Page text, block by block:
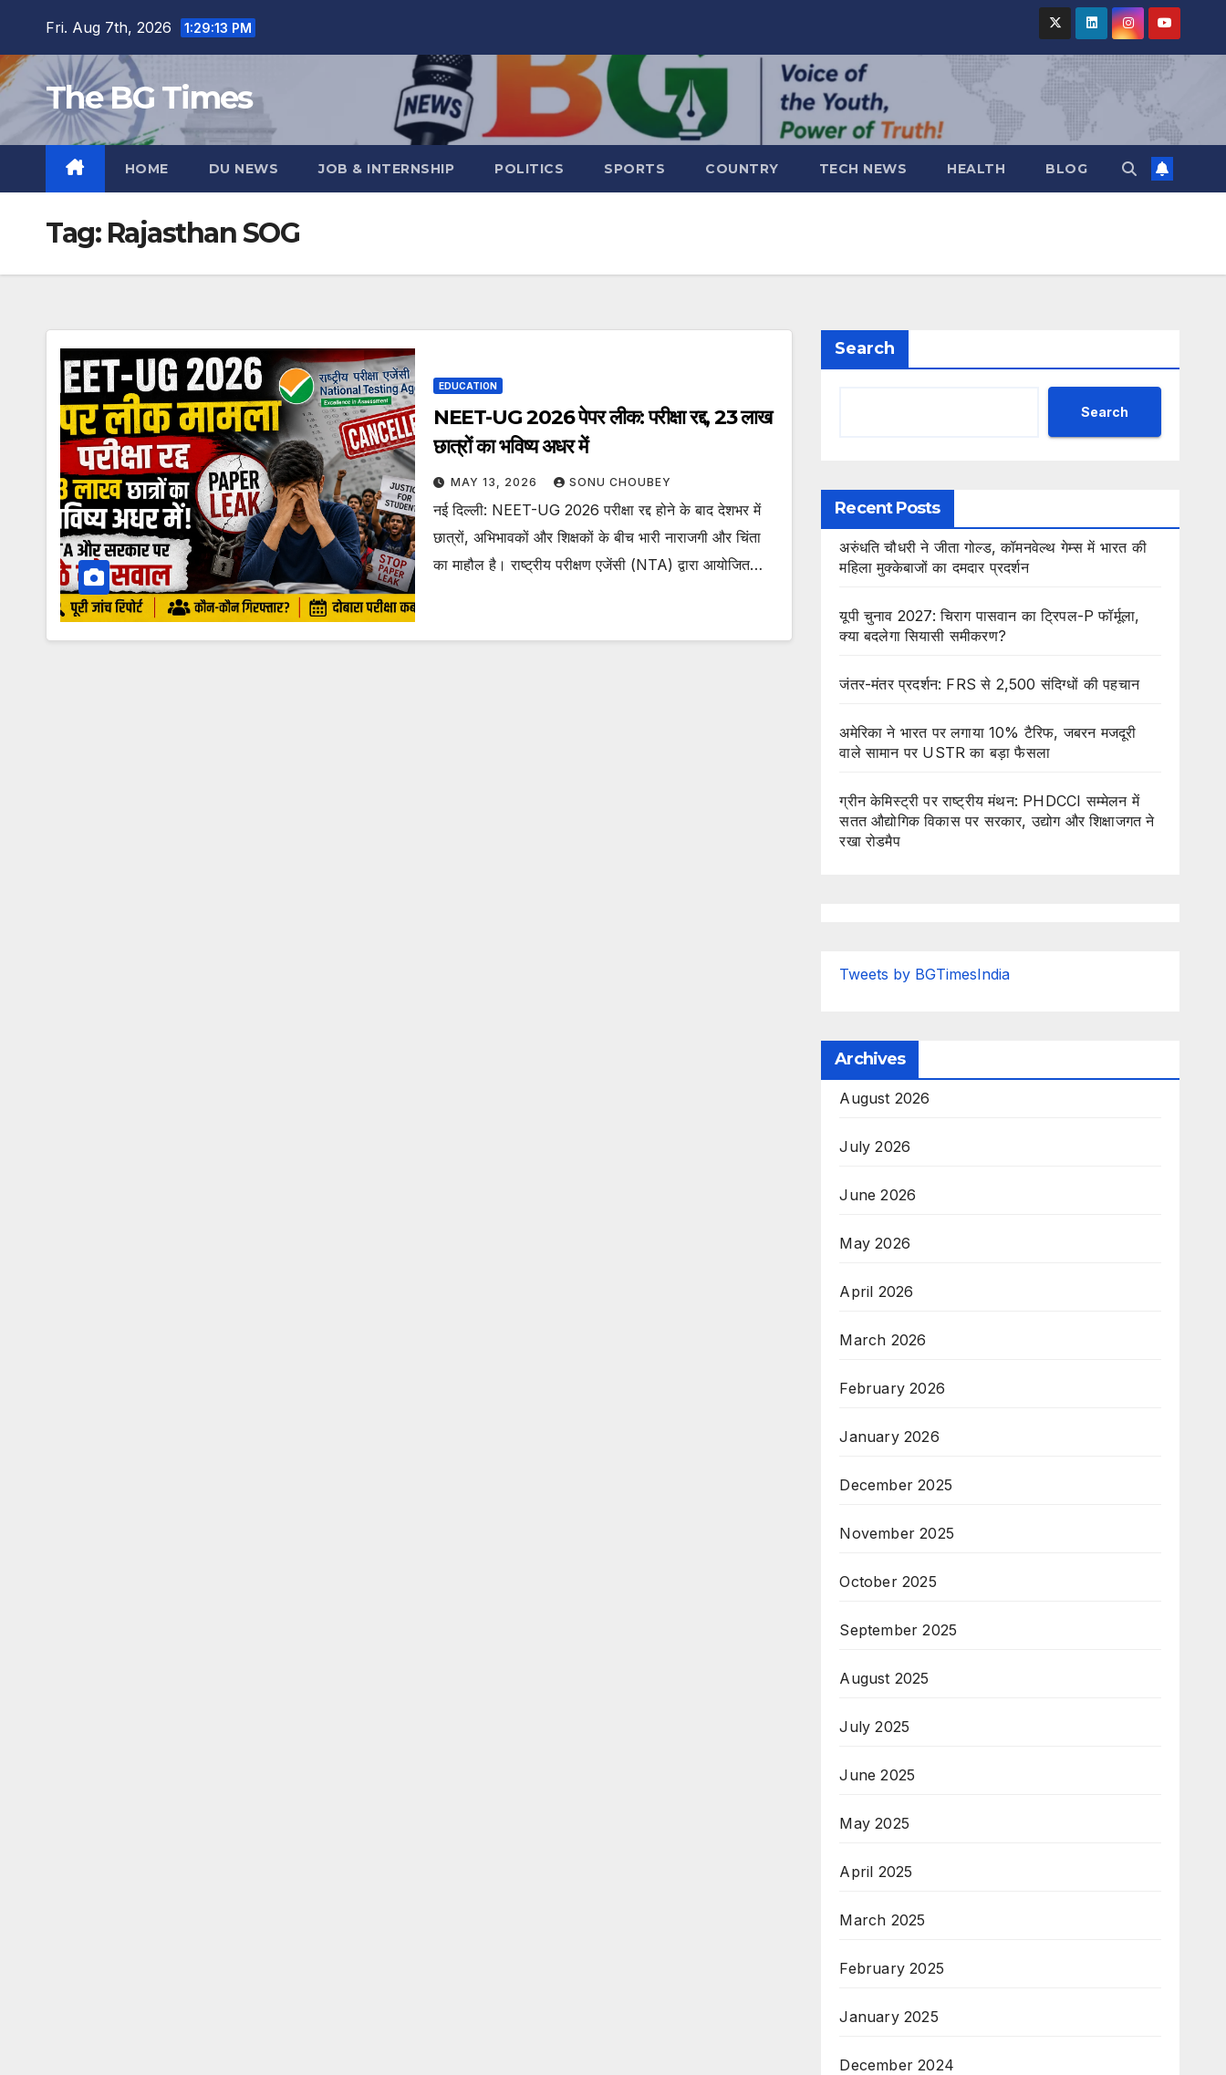
content
Fri. Aug 7th, 2026 1:29:14 PM
The BG Times
HOME DU NEWS JOB & INTERNSHIP POLITICS SPORTS COUNTRY TECH NEWS HEALTH BLOG
Tag: Rajasthan SOG
EDUCATION
NEET-UG 2026 पेपर लीक: परीक्षा रद्द, 23 लाख
छात्रों का भविष्य अधर में
MAY 13, 2026 SONU CHOUBEY
नई दिल्ली: NEET-UG 2026 परीक्षा रद्द होने के बाद देशभर में
छात्रों, अभिभावकों और शिक्षकों के बीच भारी नाराजगी और चिंता
का माहौल है। राष्ट्रीय परीक्षण एजेंसी (NTA) द्वारा आयोजित…
Search
Search
Recent Posts
अरुंधति चौधरी ने जीता गोल्ड, कॉमनवेल्थ गेम्स में भारत की
महिला मुक्केबाजों का दमदार प्रदर्शन
यूपी चुनाव 2027: चिराग पासवान का ट्रिपल-P फॉर्मूला,
क्या बदलेगा सियासी समीकरण?
जंतर-मंतर प्रदर्शन: FRS से 2,500 संदिग्धों की पहचान
अमेरिका ने भारत पर लगाया 10% टैरिफ, जबरन मजदूरी
वाले सामान पर USTR का बड़ा फैसला
ग्रीन केमिस्ट्री पर राष्ट्रीय मंथन: PHDCCI सम्मेलन में
सतत औद्योगिक विकास पर सरकार, उद्योग और शिक्षाजगत ने
रखा रोडमैप
Tweets by BGTimesIndia
Archives
August 2026
July 2026
June 2026
May 2026
April 2026
March 2026
February 2026
January 2026
December 2025
November 2025
October 2025
September 2025
August 2025
July 2025
June 2025
May 2025
April 2025
March 2025
February 2025
January 2025
December 2024